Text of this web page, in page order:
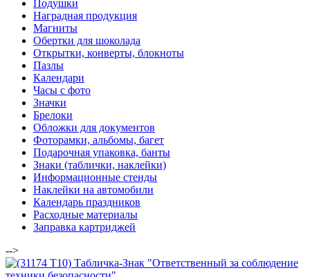
Подушки
Наградная продукция
Магниты
Обертки для шоколада
Открытки, конверты, блокноты
Пазлы
Календари
Часы с фото
Значки
Брелоки
Обложки для документов
Фоторамки, альбомы, багет
Подарочная упаковка, банты
Знаки (таблички, наклейки)
Информационные стенды
Наклейки на автомобили
Календарь праздников
Расходные материалы
Заправка картриджей
-->